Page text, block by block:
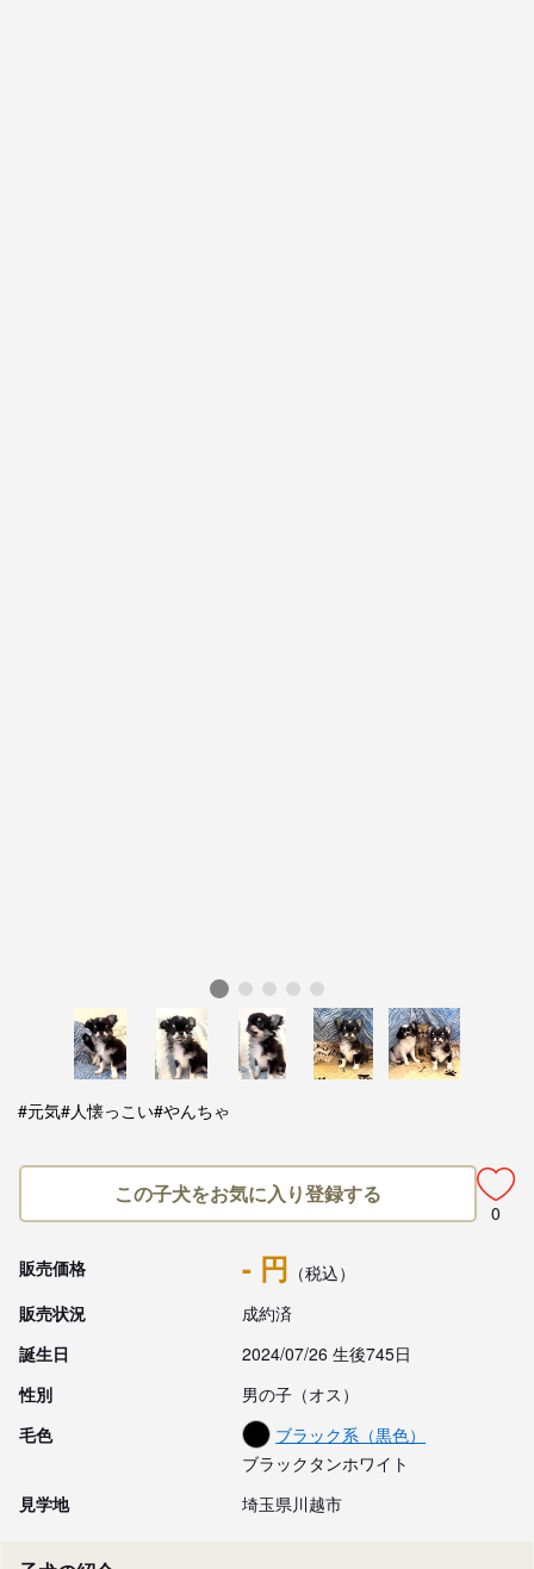
#元気#人懐っこい#やんちゃ
この子犬をお気に入り登録する
0
販売価格 - 円 （税込）
販売状況
成約済
誕生日
2024/07/26 生後745日
性別
男の子（オス）
毛色
ブラック系（黒色）
ブラックタンホワイト
見学地
埼玉県川越市